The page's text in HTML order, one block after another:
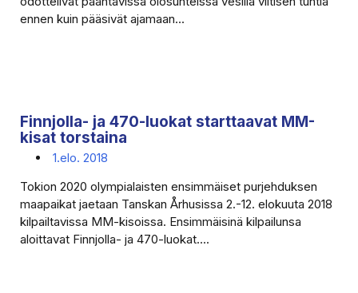
ennen kuin pääsivät ajamaan...
Finnjolla- ja 470-luokat starttaavat MM-
kisat torstaina
1.elo. 2018
Tokion 2020 olympialaisten ensimmäiset purjehduksen
maapaikat jaetaan Tanskan Århusissa 2.-12. elokuuta 2018
kilpailtavissa MM-kisoissa. Ensimmäisinä kilpailunsa
aloittavat Finnjolla- ja 470-luokat....